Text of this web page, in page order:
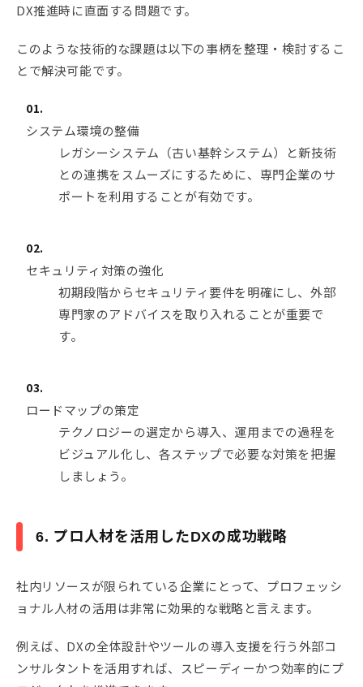
DX推進時に直面する問題です。
このような技術的な課題は以下の事柄を整理・検討するこ
とで解決可能です。
システム環境の整備
レガシーシステム（古い基幹システム）と新技術
との連携をスムーズにするために、専門企業のサ
ポートを利用することが有効です。
セキュリティ対策の強化
初期段階からセキュリティ要件を明確にし、外部
専門家のアドバイスを取り入れることが重要で
す。
ロードマップの策定
テクノロジーの選定から導入、運用までの過程を
ビジュアル化し、各ステップで必要な対策を把握
しましょう。
6. プロ人材を活用したDXの成功戦略
社内リソースが限られている企業にとって、プロフェッシ
ョナル人材の活用は非常に効果的な戦略と言えます。
例えば、DXの全体設計やツールの導入支援を行う外部コ
ンサルタントを活用すれば、スピーディーかつ効率的にプ